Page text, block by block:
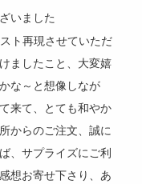
いました
ト再現させていただ
ましたこと、大変嬉
な～と想像しなが
来て、とても和やか
からのご注文、誠に
、サプライズにご利
想お寄せ下さり、あ